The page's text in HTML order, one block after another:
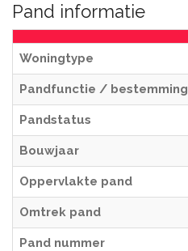
Pand informatie
Woningtype
Pandfunctie / bestemming
Pandstatus
Bouwjaar
Oppervlakte pand
Omtrek pand
Pand nummer